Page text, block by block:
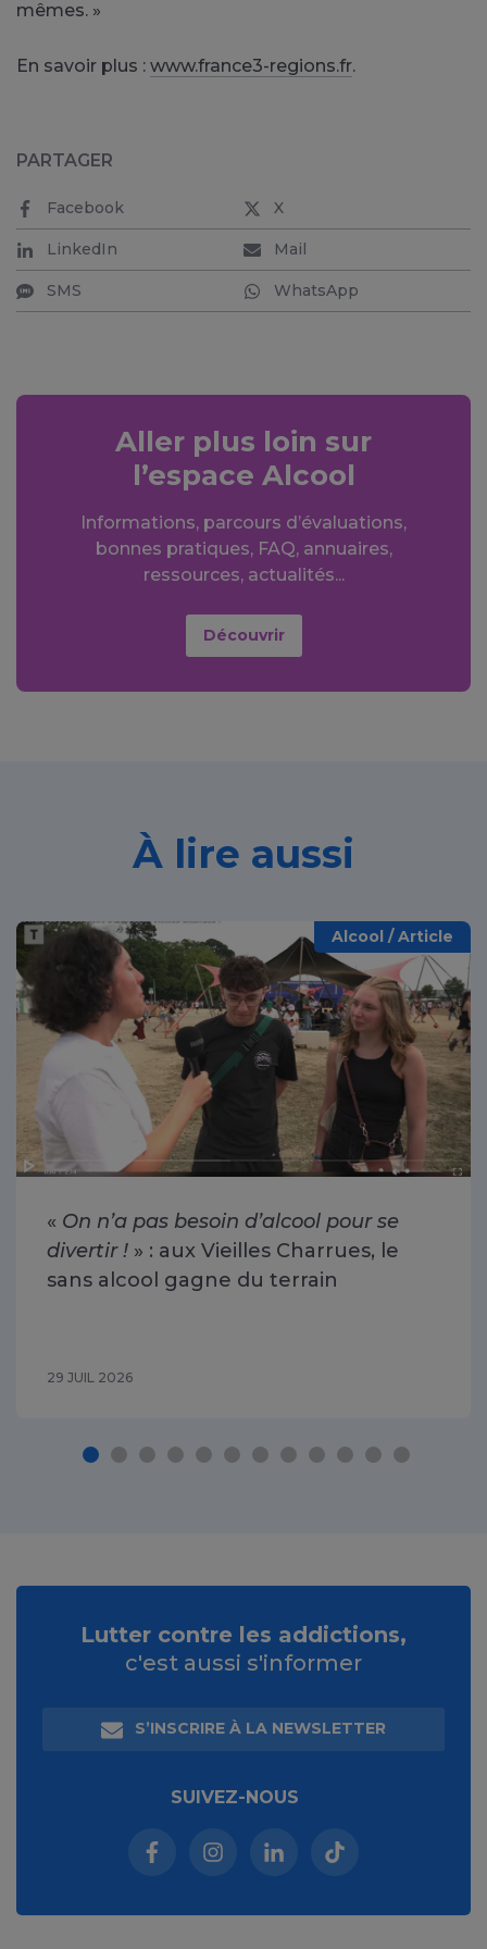
mêmes. »
En savoir plus : www.france3-regions.fr.
PARTAGER
Facebook X
LinkedIn Mail
SMS WhatsApp
Aller plus loin sur
l’espace Alcool
Informations, parcours d’évaluations,
bonnes pratiques, FAQ, annuaires,
ressources, actualités...
Découvrir
À lire aussi
Alcool / Article
« On n’a pas besoin d’alcool pour se
divertir ! » : aux Vieilles Charrues, le
sans alcool gagne du terrain
29 JUIL 2026
Lutter contre les addictions,
c'est aussi s'informer
S’INSCRIRE À LA NEWSLETTER
SUIVEZ-NOUS
Facebook (nouvelle fenêtre)
Instagram (nouvelle fenêtre)
Linkedin (nouvelle
Tiktok (nouvelle